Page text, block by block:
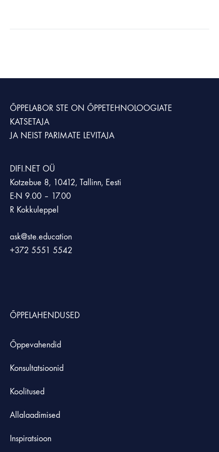
ÕPPELABOR STE ON ÕPPETEHNOLOOGIATE
KATSETAJA
JA NEIST PARIMATE LEVITAJA
DIFI.NET OÜ
Kotzebue 8, 10412, Tallinn, Eesti
E-N 9.00 – 17.00
R Kokkuleppel
ask@ste.education
+372 5551 5542
ÕPPELAHENDUSED
Õppevahendid
Konsultatsioonid
Koolitused
Allalaadimised
Inspiratsioon